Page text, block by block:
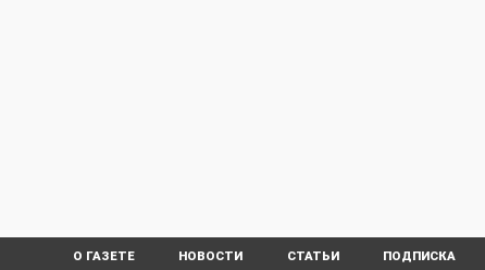
О ГАЗЕТЕ НОВОСТИ СТАТЬИ ПОДПИСКА